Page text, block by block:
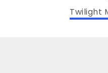
Twilight